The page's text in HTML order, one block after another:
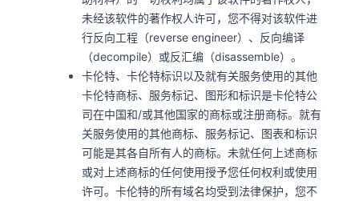
未经该软件的著作权人许可，您不得对该软件进
行反向工程（reverse engineer）、反向编译
（decompile）或反汇编（disassemble）。
卡伦特、卡伦特标识以及就有关服务使用的其他
卡伦特商标、服务标记、图形和标识是卡伦特公
司在中国和/或其他国家的商标或注册商标。就有
关服务使用的其他商标、服务标记、图表和标识
可能是其各自所有人的商标。未就任何上述商标
或对上述商标的任何使用授予您任何权利或使用
许可。卡伦特的所有域名均受到法律保护，您不